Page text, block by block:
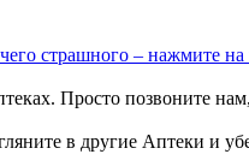
страшного – нажмите
Просто позвоните
в другие Аптеки и